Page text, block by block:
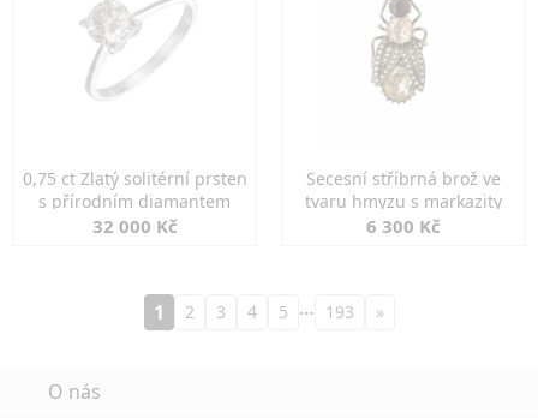
0,75 ct Zlatý solitérní prsten
s přírodním diamantem
32 000 Kč
Secesní stříbrná brož ve
tvaru hmyzu s markazity
6 300 Kč
1 2 3 4 5 … 193 »
O nás